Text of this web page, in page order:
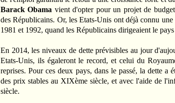
Barack Obama vient d'opter pour un projet de
des Républicains. Or, les Etats-Unis ont déjà connu
1981 et 1992, quand les Républicains dirigeaient le
En 2014, les niveaux de dette prévisibles au jour
Etats-Unis, ils égaleront le record, et celui du
reprises. Pour ces deux pays, dans le passé, la dette a
des prix stables au XIXème siècle, et avec l'aide de
siècle.